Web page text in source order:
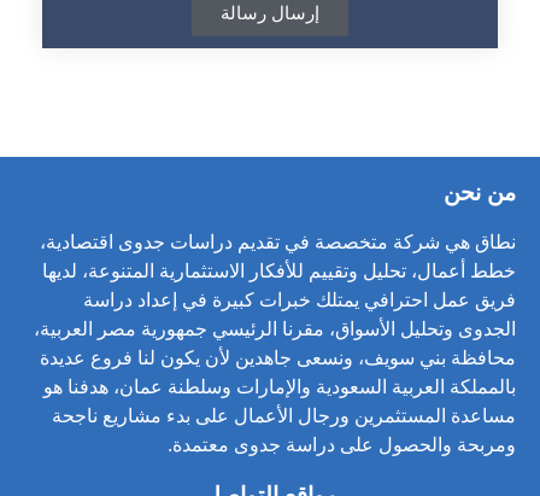
إرسال رسالة
من نحن
نطاق هي شركة متخصصة في تقديم دراسات جدوى اقتصادية،
خطط أعمال، تحليل وتقييم للأفكار الاستثمارية المتنوعة، لديها
فريق عمل احترافي يمتلك خبرات كبيرة في إعداد دراسة
الجدوى وتحليل الأسواق، مقرنا الرئيسي جمهورية مصر العربية،
محافظة بني سويف، ونسعى جاهدين لأن يكون لنا فروع عديدة
بالمملكة العربية السعودية والإمارات وسلطنة عمان، هدفنا هو
مساعدة المستثمرين ورجال الأعمال على بدء مشاريع ناجحة
ومربحة والحصول على دراسة جدوى معتمدة.